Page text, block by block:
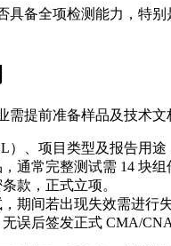
备全项检测能力，特
提前准备样品及技术文
）、项目类型及报告用途
通常完整测试需 14 块组
款，正式立项。
期间若出现失效需进行失
误后签发正式 CMA/